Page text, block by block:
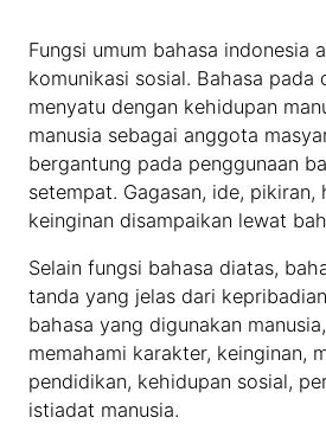
Fungsi umum bahasa indonesia
komunikasi sosial. Bahasa pada
menyatu dengan kehidupan
manusia sebagai anggota
bergantung pada penggunaan
setempat. Gagasan, ide, pikiran,
keinginan disampaikan lewat
Selain fungsi bahasa diatas,
tanda yang jelas dari
bahasa yang digunakan
memahami karakter, keinginan,
pendidikan, kehidupan sosial,
istiadat manusia.